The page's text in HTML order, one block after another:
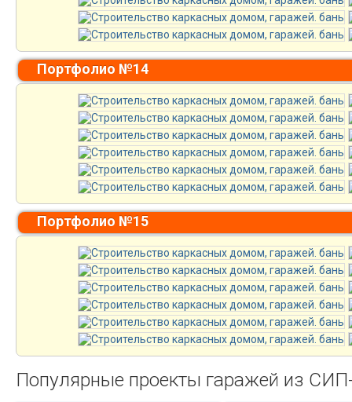
Портфолио №14
Портфолио №15
Популярные проекты гаражей из